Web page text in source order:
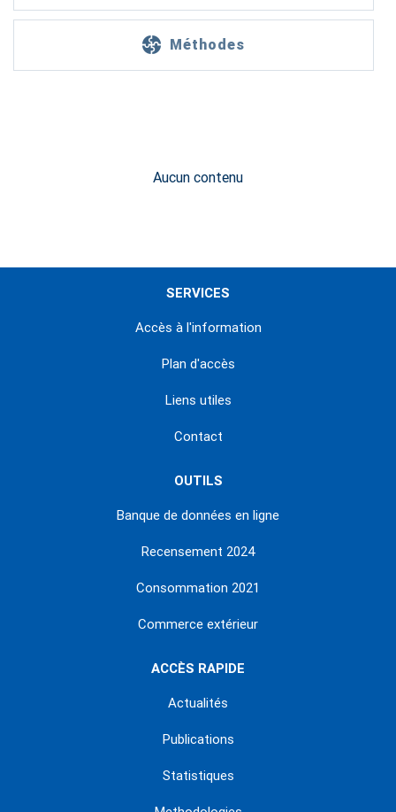
Méthodes
Aucun contenu
SERVICES
Accès à l'information
Plan d'accès
Liens utiles
Contact
OUTILS
Banque de données en ligne
Recensement 2024
Consommation 2021
Commerce extérieur
ACCÈS RAPIDE
Actualités
Publications
Statistiques